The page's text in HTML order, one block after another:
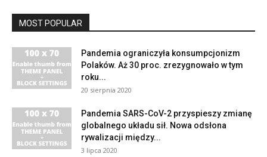
MOST POPULAR
Pandemia ograniczyła konsumpcjonizm
Polaków. Aż 30 proc. zrezygnowało w tym
roku...
20 sierpnia 2020
Pandemia SARS-CoV-2 przyspieszy zmianę
globalnego układu sił. Nowa odsłona
rywalizacji między...
3 lipca 2020